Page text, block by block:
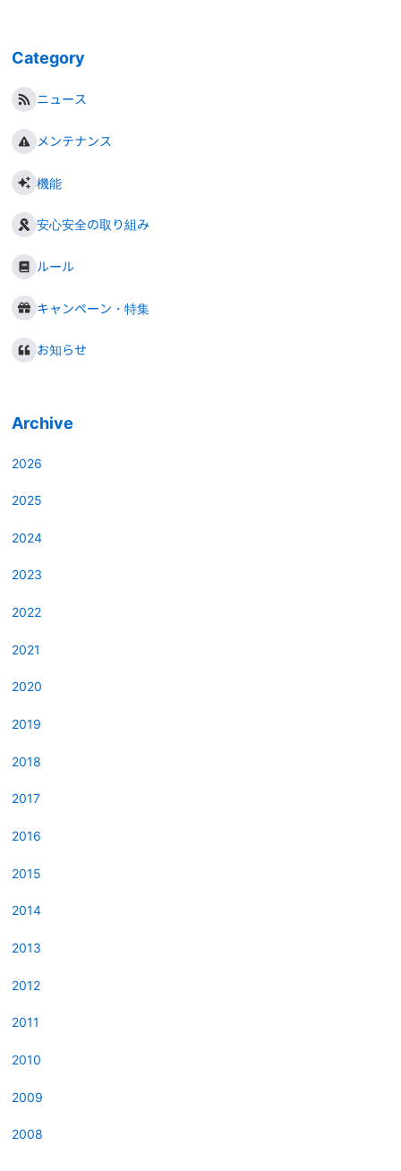
Category
ニュース
メンテナンス
機能
安心安全の取り組み
ルール
キャンペーン・特集
お知らせ
Archive
2026
2025
2024
2023
2022
2021
2020
2019
2018
2017
2016
2015
2014
2013
2012
2011
2010
2009
2008